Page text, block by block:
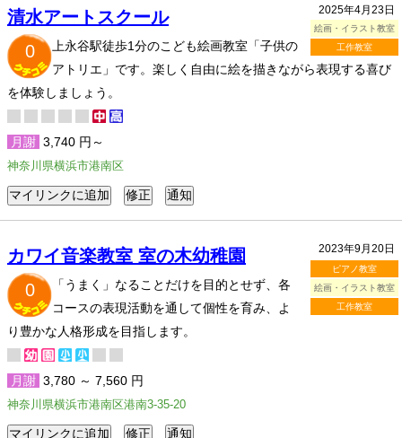
2025年4月23日
絵画・イラスト教室
工作教室
清水アートスクール
0
上永谷駅徒歩1分のこども絵画教室「子供の
アトリエ」です。楽しく自由に絵を描きながら表現する喜び
を体験しましょう。
月謝 3,740 円～
神奈川県横浜市港南区
2023年9月20日
ピアノ教室
絵画・イラスト教室
工作教室
カワイ音楽教室 室の木幼稚園
0
「うまく」なることだけを目的とせず、各
コースの表現活動を通して個性を育み、よ
り豊かな人格形成を目指します。
月謝 3,780 ～ 7,560 円
神奈川県横浜市港南区港南3-35-20